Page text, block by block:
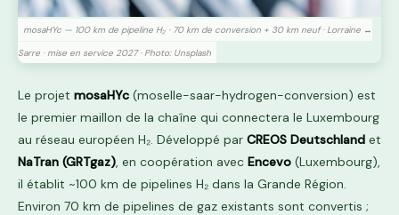
mosaHYc — 100 km de pipeline H₂ · 70 km de conversion + 30 km neuf · Lorraine ↔
Sarre · mise en service 2027 · Photo: Unsplash
Le projet mosaHYc (moselle-saar-hydrogen-conversion) est
le premier maillon de la chaîne qui connectera le Luxembourg
au réseau européen H₂. Développé par CREOS Deutschland et
NaTran (GRTgaz), en coopération avec Encevo (Luxembourg),
il établit ~100 km de pipelines H₂ dans la Grande Région.
Environ 70 km de pipelines de gaz existants sont convertis ;